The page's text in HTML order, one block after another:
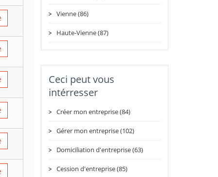
Vienne (86)
Haute-Vienne (87)
Ceci peut vous
intérresser
Créer mon entreprise (84)
Gérer mon entreprise (102)
Domiciliation d'entreprise (63)
Cession d'entreprise (85)